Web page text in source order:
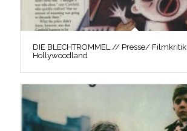
DIE BLECHTROMMEL // Presse/ Filmkritik
Hollywoodland